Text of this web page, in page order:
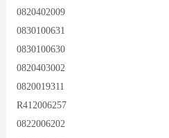
0820402009
0830100631
0830100630
0820403002
0820019311
R412006257
0822006202